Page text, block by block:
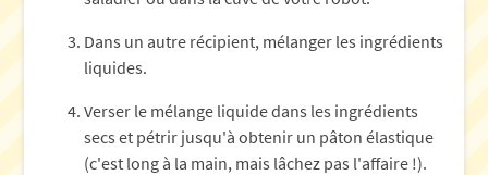
Dans un autre récipient, mélanger les ingrédients
liquides.
Verser le mélange liquide dans les ingrédients
secs et pétrir jusqu'à obtenir un pâton élastique
(c'est long à la main, mais lâchez pas l'affaire !).